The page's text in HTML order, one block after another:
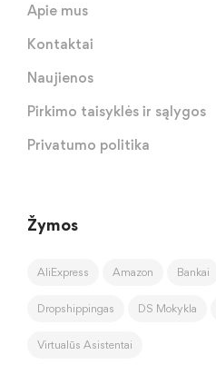
Apie mus
Kontaktai
Naujienos
Pirkimo taisyklės ir sąlygos
Privatumo politika
Žymos
AliExpress Amazon Bankai
Dropshippingas DS Mokykla
Virtualūs Asistentai